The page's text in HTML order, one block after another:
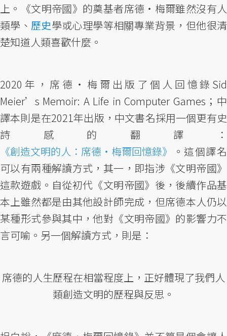
上。《文明帝國》的奠基者席德‧梅爾雖然沒有人
類學、 歷史學或心理學等相關專業背景，但他很清
楚知道人類喜歡什麼。
2020年，席德‧梅爾出版了個人回憶錄Sid
Meier’s Memoir: A Life in Computer Games；中
譯本則是在2021年出版，中文書名採用一個更有史
詩感的翻譯：
《創造文明的人：席德‧梅爾回憶錄》
。這個譯名
可以有兩種解讀方式，其一，即指涉《文明帝國》
這款遊戲。自從初代《文明帝國》後，後續作品基
本上雖然都是由其他設計師完成，但席德本人仍以
某種形式參與其中，他對《文明帝國》的影響力不
言可喻。另一個解讀方式，則是：
席德的人生歷程在相當程度上，正好體現了我們人
類創造文明的歷程與反思。